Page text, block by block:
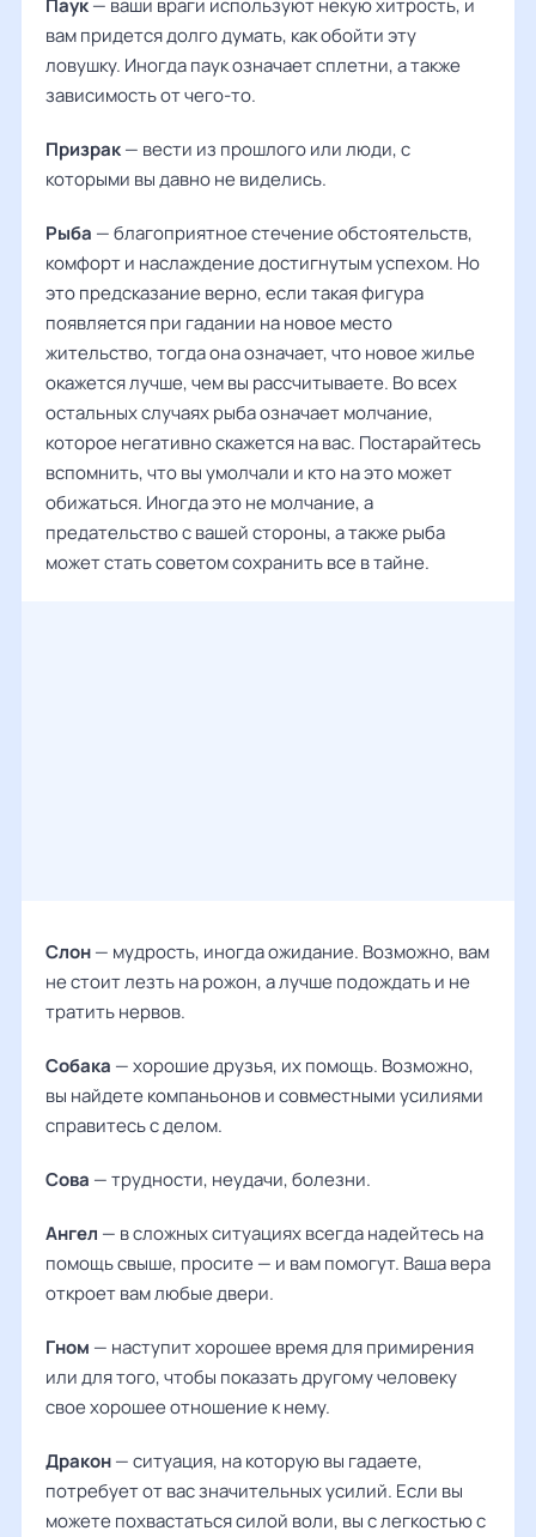
Паук— ваши враги используют некую хитрость, и
вам придется долго думать, как обойти эту
ловушку. Иногда паук означает сплетни, а также
зависимость от чего-то.
Призрак— вести из прошлого или люди, с
которыми вы давно не виделись.
Рыба — благоприятное стечение обстоятельств,
комфорт и наслаждение достигнутым успехом. Но
это предсказание верно, если такая фигура
появляется при гадании на новое место
жительство, тогда она означает, что новое жилье
окажется лучше, чем вы рассчитываете. Во всех
остальных случаях рыба означает молчание,
которое негативно скажется на вас. Постарайтесь
вспомнить, что вы умолчали и кто на это может
обижаться. Иногда это не молчание, а
предательство с вашей стороны, а также рыба
может стать советом сохранить все в тайне.
Слон— мудрость, иногда ожидание. Возможно, вам
не стоит лезть на рожон, а лучше подождать и не
тратить нервов.
Собака — хорошие друзья, их помощь. Возможно,
вы найдете компаньонов и совместными усилиями
справитесь с делом.
Сова — трудности, неудачи, болезни.
Ангел — в сложных ситуациях всегда надейтесь на
помощь свыше, просите — и вам помогут. Ваша вера
откроет вам любые двери.
Гном — наступит хорошее время для примирения
или для того, чтобы показать другому человеку
свое хорошее отношение к нему.
Дракон— ситуация, на которую вы гадаете,
потребует от вас значительных усилий. Если вы
можете похвастаться силой воли, вы с легкостью с